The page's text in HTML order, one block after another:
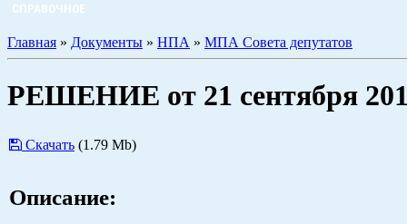
СПРАВОЧНОЕ
Главная » Документы » НПА » МПА Совета депутатов
РЕШЕНИЕ от 21 сентября
Скачать (1.79 Mb)
Описание: